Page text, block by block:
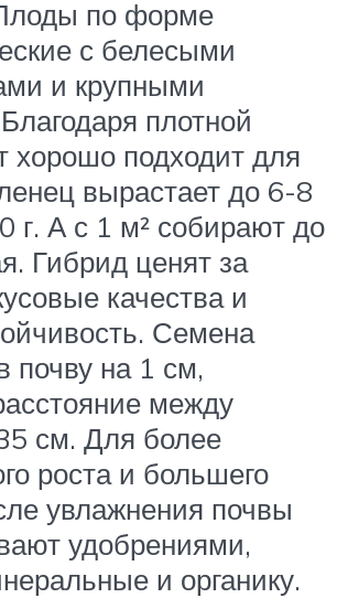
по форме
с белесыми
и крупными
плотной
хорошо подходит для
вырастает до 6-8
г. А с 1 м² собирают до
Гибрид ценят за
качества и
Семена
почву на 1 см,
между
см. Для более
роста и большего
увлажнения почвы
удобрениями,
и органику.